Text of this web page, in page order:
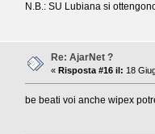
N.B.: SU Lubiana si
Re: AjarNet ?
« Risposta #16 il: 18
be beati voi anche wipex